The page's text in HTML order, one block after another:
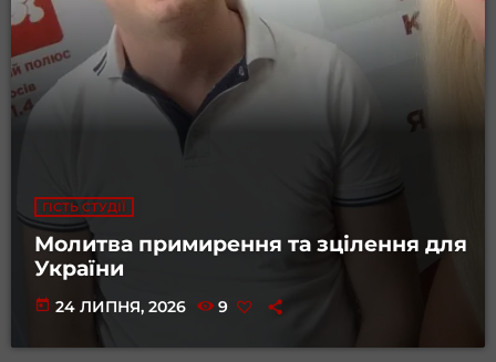
ГІСТЬ СТУДІЇ
Молитва примирення та зцілення для
України
today 24 ЛИПНЯ, 2026 9